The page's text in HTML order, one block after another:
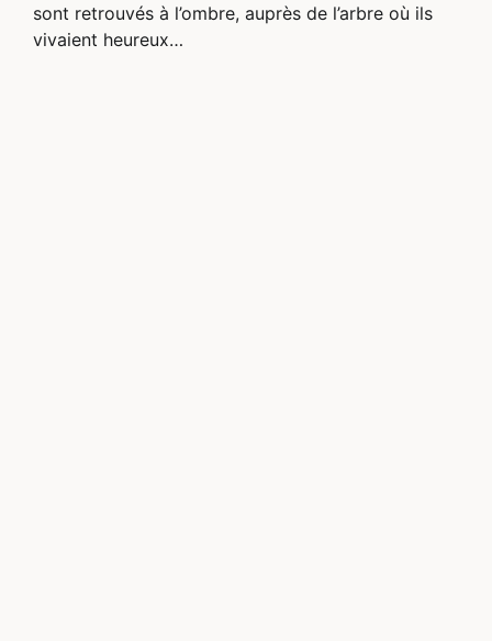
sont retrouvés à l’ombre, auprès de l’arbre où ils
vivaient heureux…